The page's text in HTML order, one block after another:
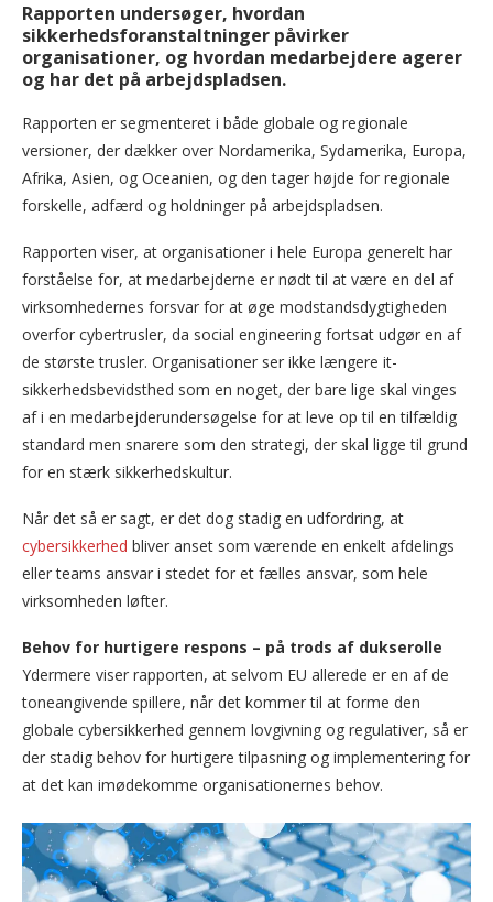
Rapporten undersøger, hvordan
sikkerhedsforanstaltninger påvirker
organisationer, og hvordan medarbejdere agerer
og har det på arbejdspladsen.
Rapporten er segmenteret i både globale og regionale
versioner, der dækker over Nordamerika, Sydamerika, Europa,
Afrika, Asien, og Oceanien, og den tager højde for regionale
forskelle, adfærd og holdninger på arbejdspladsen.
Rapporten viser, at organisationer i hele Europa generelt har
forståelse for, at medarbejderne er nødt til at være en del af
virksomhedernes forsvar for at øge modstandsdygtigheden
overfor cybertrusler, da social engineering fortsat udgør en af
de største trusler. Organisationer ser ikke længere it-
sikkerhedsbevidsthed som en noget, der bare lige skal vinges
af i en medarbejderundersøgelse for at leve op til en tilfældig
standard men snarere som den strategi, der skal ligge til grund
for en stærk sikkerhedskultur.
Når det så er sagt, er det dog stadig en udfordring, at
cybersikkerhed bliver anset som værende en enkelt afdelings
eller teams ansvar i stedet for et fælles ansvar, som hele
virksomheden løfter.
Behov for hurtigere respons – på trods af dukserolle
Ydermere viser rapporten, at selvom EU allerede er en af de
toneangivende spillere, når det kommer til at forme den
globale cybersikkerhed gennem lovgivning og regulativer, så er
der stadig behov for hurtigere tilpasning og implementering for
at det kan imødekomme organisationernes behov.